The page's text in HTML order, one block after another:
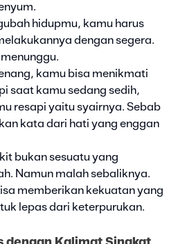
hidupmu, kamu harus
dengan segera.
kamu bisa menikmati
saat kamu sedang sedih,
resapi yaitu syairnya. Sebab
kata dari hati yang enggan
bukan sesuatu yang
Namun malah sebaliknya.
memberikan kekuatan yang
lepas dari keterpurukan.